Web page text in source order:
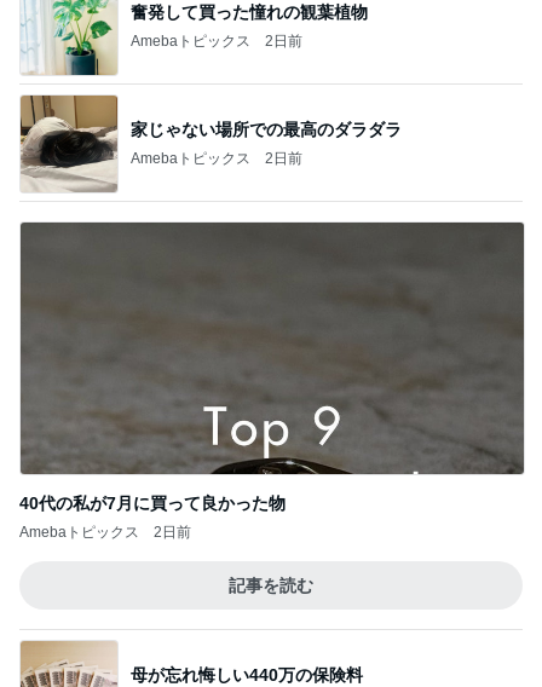
奮発して買った憧れの観葉植物
Amebaトピックス 2日前
家じゃない場所での最高のダラダラ
Amebaトピックス 2日前
40代の私が7月に買って良かった物
Amebaトピックス 2日前
記事を読む
母が忘れ悔しい440万の保険料